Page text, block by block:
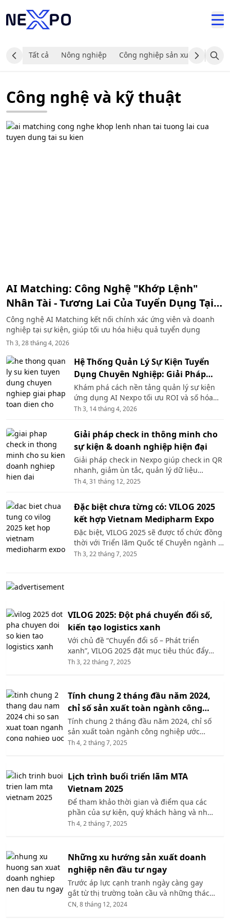
Tất cả Nông nghiệp Công nghiệp sản xuất và chế
Công nghệ và kỹ thuật
AI Matching: Công Nghệ "Khớp Lệnh"
Nhân Tài - Tương Lai Của Tuyển Dụng Tại
Sự Kiện
Công nghệ AI Matching kết nối chính xác ứng viên và doanh
nghiệp tại sự kiện, giúp tối ưu hóa hiệu quả tuyển dụng
Th 3, 28 tháng 4, 2026
Hệ Thống Quản Lý Sự Kiện Tuyển
Dụng Chuyên Nghiệp: Giải Pháp
Toàn Diện Cho Tuyển Dụng 4.0
Khám phá cách nền tảng quản lý sự kiện
ứng dụng AI Nexpo tối ưu ROI và số hóa
quy trình tuyển dụng.
Th 3, 14 tháng 4, 2026
Giải pháp check in thông minh cho
sự kiện & doanh nghiệp hiện đại
Giải pháp check in Nexpo giúp check in QR
nhanh, giảm ùn tắc, quản lý dữ liệu
realtime và nâng tầm trải nghiệm tại sự
Th 4, 31 tháng 12, 2025
Đặc biệt chưa từng có: VILOG 2025
kết hợp Vietnam Medipharm Expo
Đặc biệt, VILOG 2025 sẽ được tổ chức đồng
thời với Triển lãm Quốc tế Chuyên ngành Y
Dược lần thứ 23 (Vietnam Medipharm
phẩm và Thiết bị y tế.
Th 3, 22 tháng 7, 2025
VILOG 2025: Đột phá chuyển đổi số,
kiến tạo logistics xanh
Với chủ đề “Chuyển đổi số – Phát triển
xanh”, VILOG 2025 đặt mục tiêu thúc đẩy
logistics bền vững trong bối cảnh hội
tiên tiến, từ tự động hóa, trí tuệ nhân tạo
(AI), đến chuỗi cung ứng tích hợp IoT và
vận tải thân thiện với môi trường.
Th 3, 22 tháng 7, 2025
Tính chung 2 tháng đầu năm 2024,
chỉ số sản xuất toàn ngành công
nghiệp ước tính tăng 5,7% so với
cùng kỳ năm trước
Tính chung 2 tháng đầu năm 2024, chỉ số
sản xuất toàn ngành công nghiệp ước
tăng 5,7% so với cùng kỳ năm trước; trong
Th 4, 2 tháng 7, 2025
Lịch trình buổi triển lãm MTA
Vietnam 2025
Để tham khảo thời gian và điểm qua các
phần của sự kiện, quý khách hàng và nhà
triển lãm có thể tham khảo bài viết sau.
Th 4, 2 tháng 7, 2025
Những xu hướng sản xuất doanh
nghiệp nên đầu tư ngay
Trước áp lực cạnh tranh ngày càng gay
gắt từ thị trường toàn cầu và những thách
thức sau đại dịch, doanh nghiệp cần liên
CN, 8 tháng 12, 2024